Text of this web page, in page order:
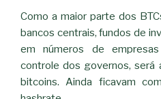
Como a maior parte dos
bancos centrais, fundos de
em números de
controle dos governos, será
bitcoins. Ainda ficavam